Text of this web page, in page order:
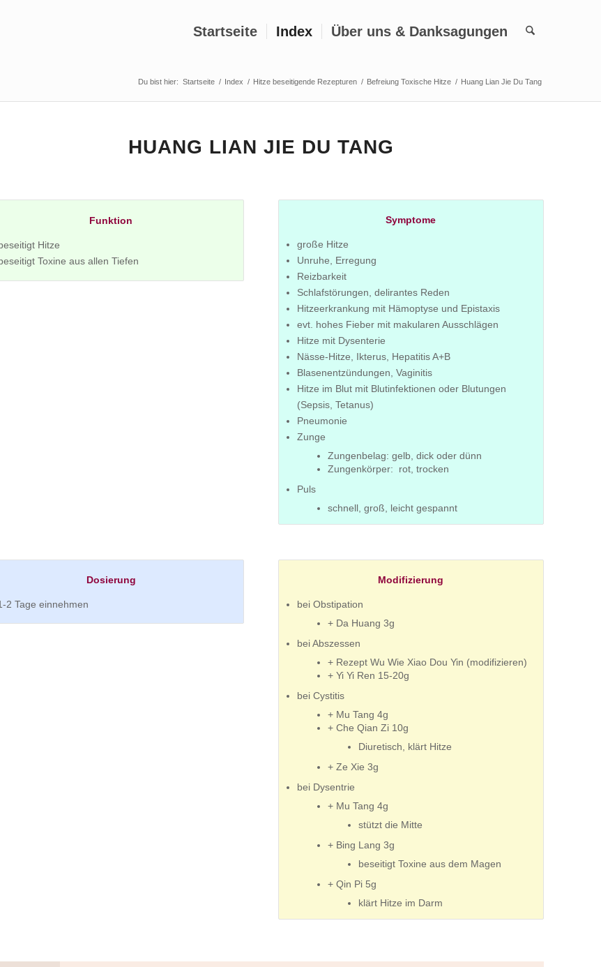
Startseite Index Über uns & Danksagungen
Du bist hier: Startseite / Index / Hitze beseitigende Rezepturen / Befreiung Toxische Hitze / Huang Lian Jie Du Tang
HUANG LIAN JIE DU TANG
Funktion
Hitze
Toxine aus allen Tiefen
Symptome
große Hitze
Unruhe, Erregung
Reizbarkeit
Schlafstörungen, delirantes Reden
Hitzeerkrankung mit Hämoptyse und Epistaxis
evt. hohes Fieber mit makularen Ausschlägen
Hitze mit Dysenterie
Nässe-Hitze, Ikterus, Hepatitis A+B
Blasenentzündungen, Vaginitis
Hitze im Blut mit Blutinfektionen oder Blutungen
(Sepsis, Tetanus)
Pneumonie
Zunge
Zungenbelag: gelb, dick oder dünn
Zungenkörper: rot, trocken
Puls
schnell, groß, leicht gespannt
Dosierung
2 Tage einnehmen
Modifizierung
bei Obstipation
+ Da Huang 3g
bei Abszessen
+ Rezept Wu Wie Xiao Dou Yin (modifizieren)
+ Yi Yi Ren 15-20g
bei Cystitis
+ Mu Tang 4g
+ Che Qian Zi 10g
Diuretisch, klärt Hitze
+ Ze Xie 3g
bei Dysentrie
+ Mu Tang 4g
stützt die Mitte
+ Bing Lang 3g
beseitigt Toxine aus dem Magen
+ Qin Pi 5g
klärt Hitze im Darm